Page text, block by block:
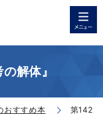
解体』
おすすめ本
第142